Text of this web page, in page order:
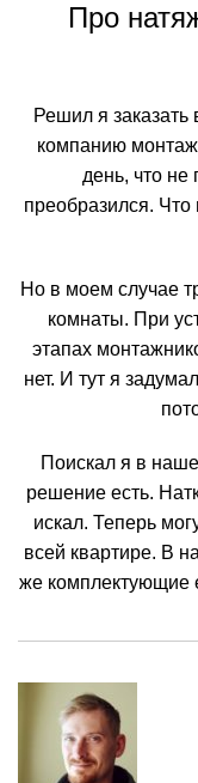
Про
Решил я заказать
компанию
день, что не
преобразился. Что
Но в моем случае
комнаты. При
этапах
нет. И тут я
Поискал я в
решение есть.
искал. Теперь
всей квартире. В
же комплектующие